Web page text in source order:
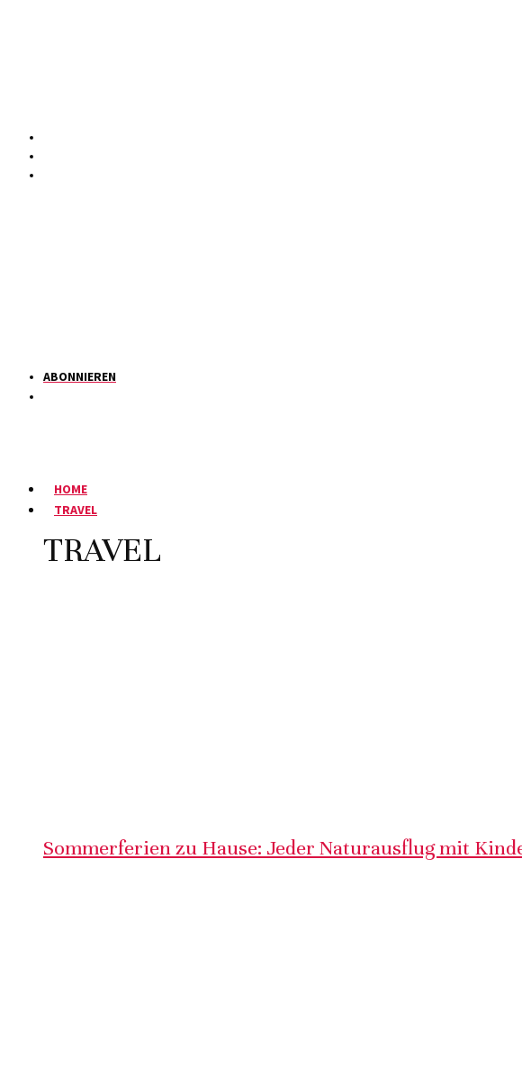
ABONNIEREN
HOME
TRAVEL
TRAVEL
Sommerferien zu Hause: Jeder Naturausflug mit